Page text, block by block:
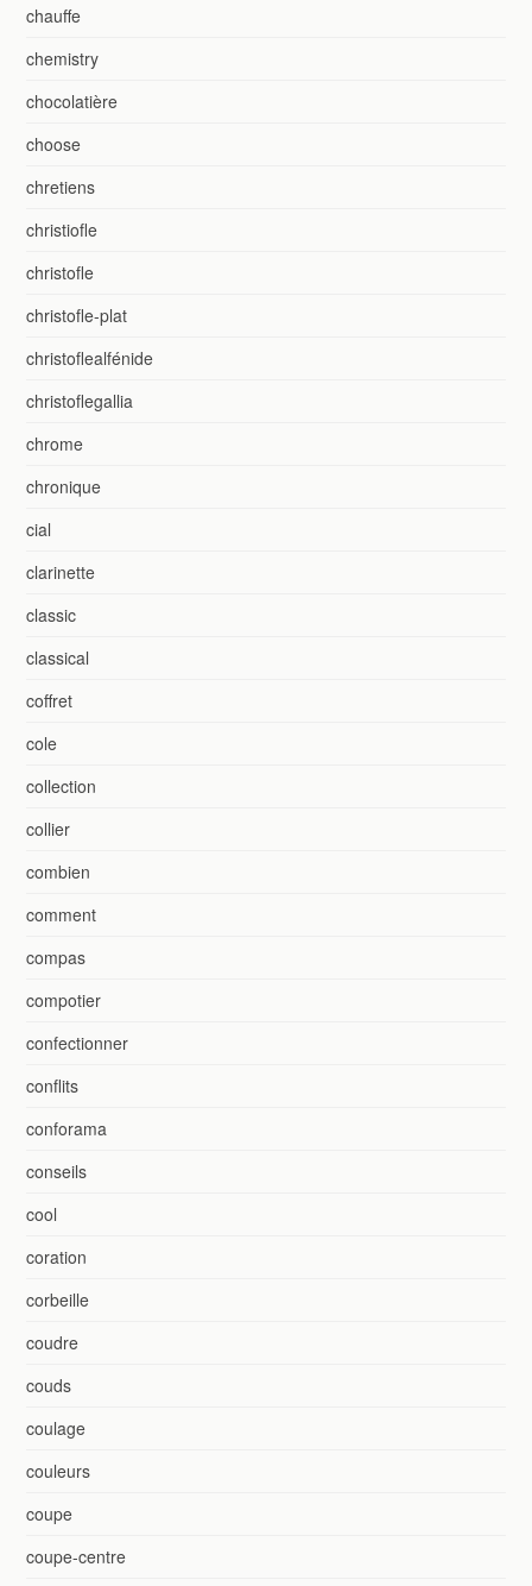
chauffe
chemistry
chocolatière
choose
chretiens
christiofle
christofle
christofle-plat
christoflealfénide
christoflegallia
chrome
chronique
cial
clarinette
classic
classical
coffret
cole
collection
collier
combien
comment
compas
compotier
confectionner
conflits
conforama
conseils
cool
coration
corbeille
coudre
couds
coulage
couleurs
coupe
coupe-centre